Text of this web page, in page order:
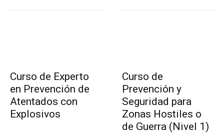
Curso de Experto
en Prevención de
Atentados con
Explosivos
Curso de
Prevención y
Seguridad para
Zonas Hostiles o
de Guerra (Nivel 1)